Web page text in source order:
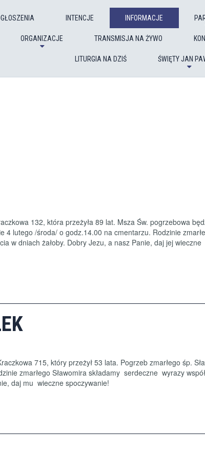
INTENCJE INFORMACJE
ORGANIZACJE TRANSMISJA NA ŻYWO
LITURGIA NA DZIŚ ŚWIĘTY JAN
132, która przeżyła 89 lat. Msza Św. pogrzebowa
lutego /środa/ o godz.14.00 na cmentarzu. Rodzinie
w dniach żałoby. Dobry Jezu, a nasz Panie, daj jej wieczne
715, który przeżył 53 lata. Pogrzeb zmarłego śp.
zmarłego Sławomira składamy serdeczne wyrazy
daj mu wieczne spoczywanie!